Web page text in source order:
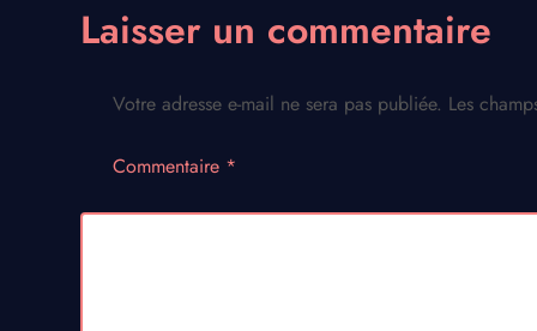
Laisser un commentaire
Votre adresse e-mail ne sera pas publiée. Les
Commentaire *